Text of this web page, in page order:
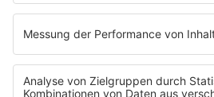
PROGRAMM
Mit den Waffeln einer Frau
SERVICE